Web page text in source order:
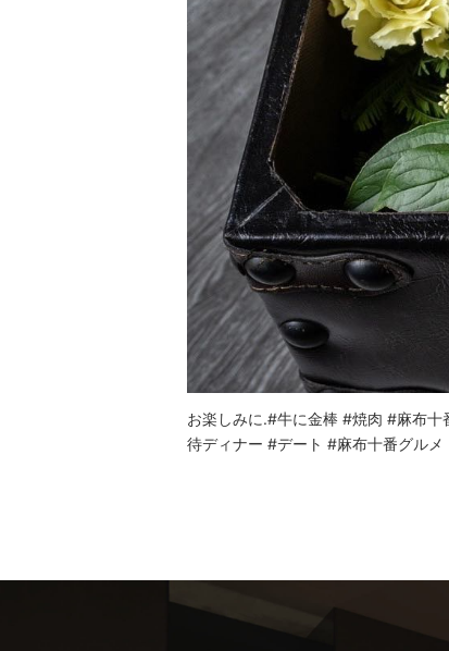
お楽しみに.#牛に金棒 #焼肉 #麻布
待ディナー #デート #麻布十番グルメ